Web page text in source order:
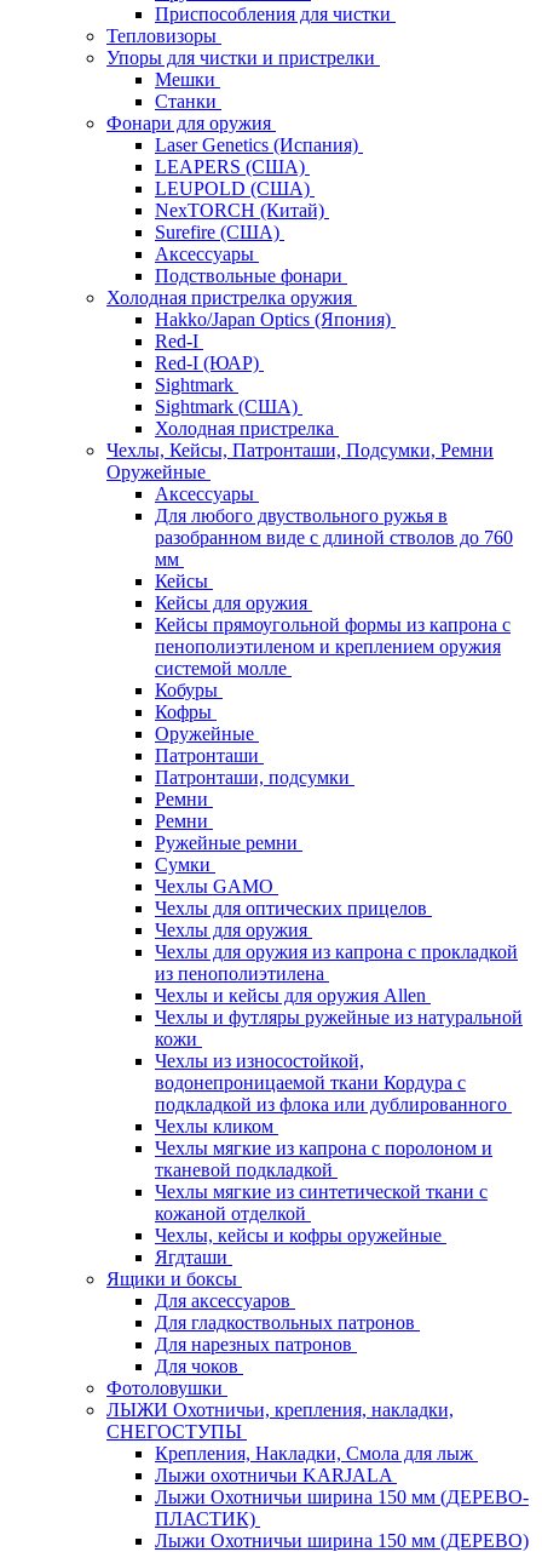
Приспособления для чистки
Тепловизоры
Упоры для чистки и пристрелки
Мешки
Станки
Фонари для оружия
Laser Genetics (Испания)
LEAPERS (США)
LEUPOLD (США)
NexTORCH (Китай)
Surefire (США)
Аксессуары
Подствольные фонари
Холодная пристрелка оружия
Hakko/Japan Optics (Япония)
Red-I
Red-I (ЮАР)
Sightmark
Sightmark (США)
Холодная пристрелка
Чехлы, Кейсы, Патронташи, Подсумки, Ремни
Оружейные
Аксессуары
Для любого двуствольного ружья в
разобранном виде с длиной стволов до 760
мм
Кейсы
Кейсы для оружия
Кейсы прямоугольной формы из капрона с
пенополиэтиленом и креплением оружия
системой молле
Кобуры
Кофры
Оружейные
Патронташи
Патронташи, подсумки
Ремни
Ремни
Ружейные ремни
Сумки
Чехлы GAMO
Чехлы для оптических прицелов
Чехлы для оружия
Чехлы для оружия из капрона с прокладкой
из пенополиэтилена
Чехлы и кейсы для оружия Allen
Чехлы и футляры ружейные из натуральной
кожи
Чехлы из износостойкой,
водонепроницаемой ткани Кордура с
подкладкой из флока или дублированного
Чехлы кликом
Чехлы мягкие из капрона с поролоном и
тканевой подкладкой
Чехлы мягкие из синтетической ткани с
кожаной отделкой
Чехлы, кейсы и кофры оружейные
Ягдташи
Ящики и боксы
Для аксессуаров
Для гладкоствольных патронов
Для нарезных патронов
Для чоков
Фотоловушки
ЛЫЖИ Охотничьи, крепления, накладки,
СНЕГОСТУПЫ
Крепления, Накладки, Смола для лыж
Лыжи охотничьи KARJALA
Лыжи Охотничьи ширина 150 мм (ДЕРЕВО-
ПЛАСТИК)
Лыжи Охотничьи ширина 150 мм (ДЕРЕВО)